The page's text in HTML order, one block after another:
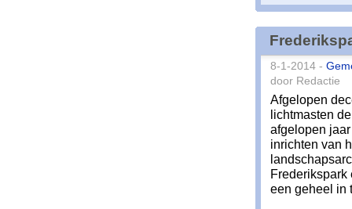
8-1-2014 -
door Redactie
Afgelopen
lichtmasten
afgelopen
inrichten van
Frederikspark
een geheel in